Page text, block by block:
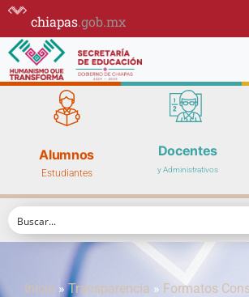
chiapas.gob.mx
Alumnos
Estudiantes
Docentes
y Administrativos
Inicio »Transparencia » Formatos